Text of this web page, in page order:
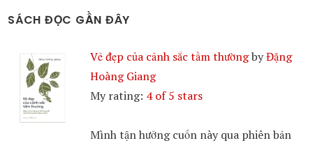
SÁCH ĐỌC GẦN ĐÂY
Vẻ đẹp của cảnh sắc tầm thườngbyĐặng
Hoàng Giang
My rating: 4 of 5 stars
Mình tận hưởng cuốn này qua phiên bản